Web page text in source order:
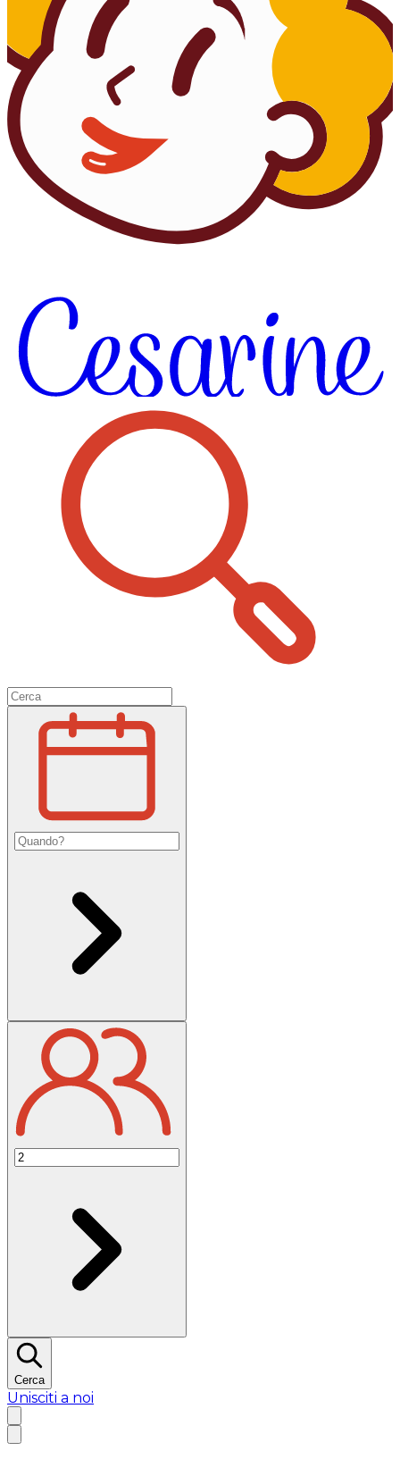
Cerca
Unisciti a noi